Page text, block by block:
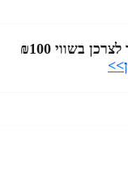
לצרכן בשווי ₪100